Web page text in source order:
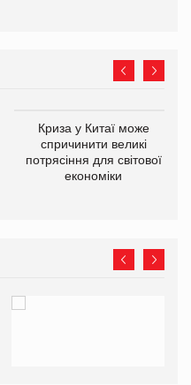
Криза у Китаї може
спричинити великі
потрясіння для світової
економіки